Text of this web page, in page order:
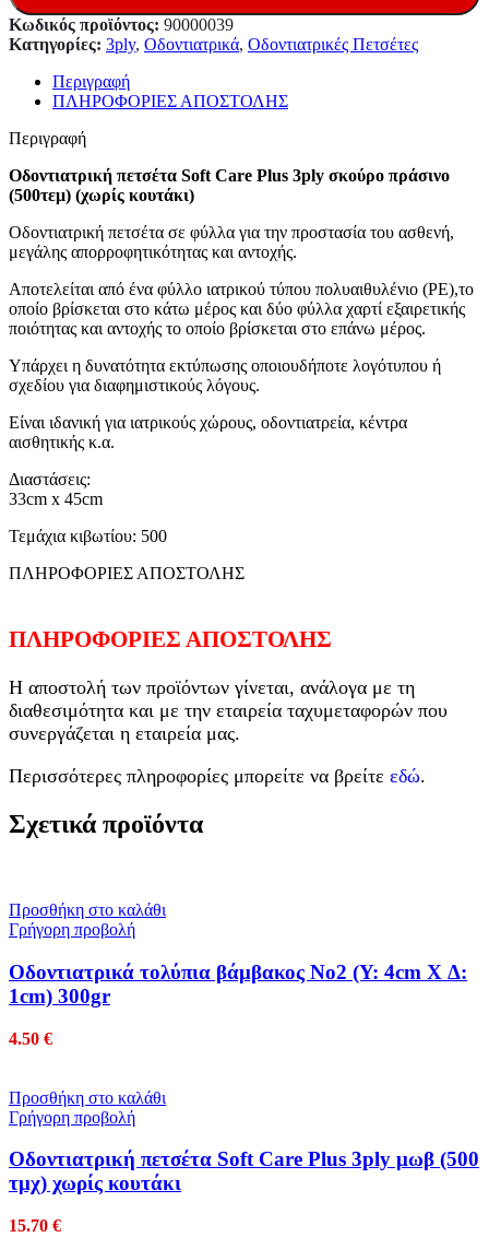
Κωδικός προϊόντος: 90000039
Κατηγορίες: 3ply, Οδοντιατρικά, Οδοντιατρικές Πετσέτες
Περιγραφή
ΠΛΗΡΟΦΟΡΙΕΣ ΑΠΟΣΤΟΛΗΣ
Περιγραφή
Οδοντιατρική πετσέτα Soft Care Plus 3ply σκούρο πράσινο
(500τεμ) (χωρίς κουτάκι)
Οδοντιατρική πετσέτα σε φύλλα για την προστασία του ασθενή,
μεγάλης απορροφητικότητας και αντοχής.
Αποτελείται από ένα φύλλο ιατρικού τύπου πολυαιθυλένιο (ΡΕ),το
οποίο βρίσκεται στο κάτω μέρος και δύο φύλλα χαρτί εξαιρετικής
ποιότητας και αντοχής το οποίο βρίσκεται στο επάνω μέρος.
Υπάρχει η δυνατότητα εκτύπωσης οποιουδήποτε λογότυπου ή
σχεδίου για διαφημιστικούς λόγους.
Είναι ιδανική για ιατρικούς χώρους, οδοντιατρεία, κέντρα
αισθητικής κ.α.
Διαστάσεις:
33cm x 45cm
Τεμάχια κιβωτίου: 500
ΠΛΗΡΟΦΟΡΙΕΣ ΑΠΟΣΤΟΛΗΣ
ΠΛΗΡΟΦΟΡΙΕΣ ΑΠΟΣΤΟΛΗΣ
Η αποστολή των προϊόντων γίνεται, ανάλογα με τη
διαθεσιμότητα και με την εταιρεία ταχυμεταφορών που
συνεργάζεται η εταιρεία μας.
Περισσότερες πληροφορίες μπορείτε να βρείτε εδώ.
Σχετικά προϊόντα
Προσθήκη στο καλάθι
Γρήγορη προβολή
Οδοντιατρικά τολύπια βάμβακος Νο2 (Y: 4cm X Δ:
1cm) 300gr
4.50 €
Προσθήκη στο καλάθι
Γρήγορη προβολή
Οδοντιατρική πετσέτα Soft Care Plus 3ply μωβ (500
τμχ) χωρίς κουτάκι
15.70 €